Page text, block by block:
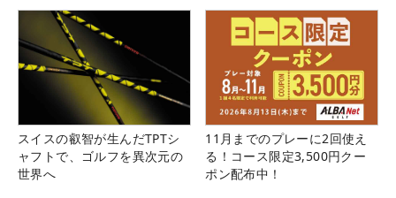
スイスの叡智が生んだTPTシ
ャフトで、ゴルフを異次元の
世界へ
11月までのプレーに2回使え
る！コース限定3,500円クー
ポン配布中！